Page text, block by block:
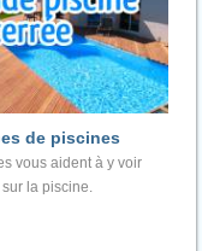
de piscines
vous aident à y voir
la piscine.